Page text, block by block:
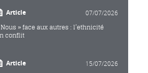
Article 07/07/2026
Nous » face aux autres : l’ethnicité
conflit
Article 15/07/2026